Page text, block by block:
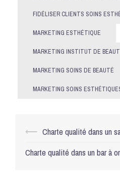
FIDÉLISER CLIENTS SOINS
MARKETING ESTHÉTIQUE
MARKETING INSTITUT DE
MARKETING SOINS DE BEAUTÉ
MARKETING SOINS
Navigation
d’article
⟵ Charte qualité dans un
Charte qualité dans un bar à